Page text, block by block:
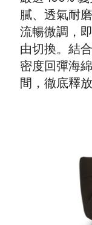
膩、透氣耐
流暢微調，
由切換。結
密度回彈海
間，徹底釋